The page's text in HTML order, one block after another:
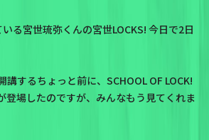
る宮世琉弥くんの宮世LOCKS! 今日で2日
講するちょっと前に、SCHOOL OF LOCK!
場したのですが、みんなもう見てくれま